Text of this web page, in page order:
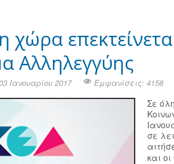
χώρα
Αλληλεγγύης
Ιανουαρίου 2017 Εμφανίσεις: 4158
Σε
σε
και